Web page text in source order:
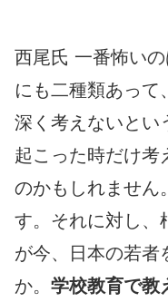
西尾氏 一番怖い
にも二種類あって
深く考えないとい
起こった時だけ考
のかもしれません
す。それに対し、
が今、日本の若者
か。 学校教育で教